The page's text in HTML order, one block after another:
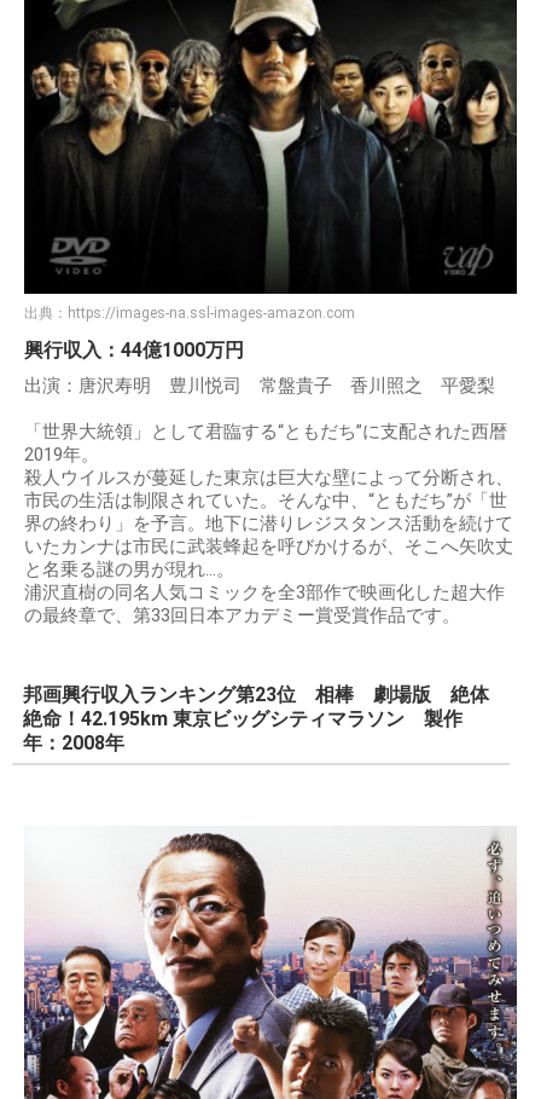
出典： https://images-na.ssl-images-amazon.com
興行収入：44億1000万円
出演：唐沢寿明 豊川悦司 常盤貴子 香川照之 平愛梨
「世界大統領」として君臨する“ともだち”に支配された西暦
2019年。
殺人ウイルスが蔓延した東京は巨大な壁によって分断され、
市民の生活は制限されていた。そんな中、“ともだち”が「世
界の終わり」を予言。地下に潜りレジスタンス活動を続けて
いたカンナは市民に武装蜂起を呼びかけるが、そこへ矢吹丈
と名乗る謎の男が現れ…。
浦沢直樹の同名人気コミックを全3部作で映画化した超大作
の最終章で、第33回日本アカデミー賞受賞作品です。
邦画興行収入ランキング第23位 相棒 劇場版 絶体
絶命！42.195km 東京ビッグシティマラソン 製作
年：2008年